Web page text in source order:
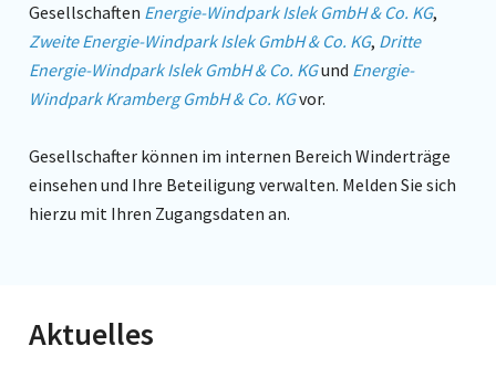
Gesellschaften Energie-Windpark Islek GmbH & Co. KG,
Zweite Energie-Windpark Islek GmbH & Co. KG, Dritte
Energie-Windpark Islek GmbH & Co. KGund Energie-
Windpark Kramberg GmbH & Co. KGvor.
Gesellschafter können im internen Bereich Winderträge
einsehen und Ihre Beteiligung verwalten. Melden Sie sich
hierzu mit Ihren Zugangsdaten an.
Aktuelles